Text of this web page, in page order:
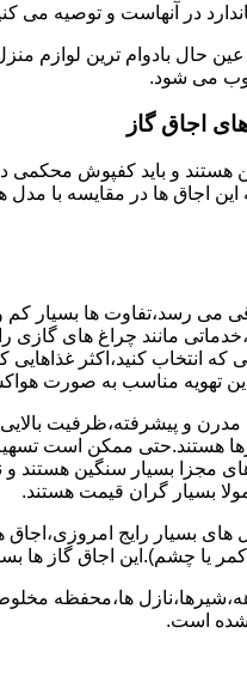
در آنهاست و توصیه می
حال بادوام ترین لوازم
می شود.
اجاق گاز
و باید کفپوش محکمی
این اجاق ها در مقایسه با
می رسد،تفاوت ها بسیار
مانند چراغ های گازی
انتخاب کنید،اکثر
تهویه مناسب به صورت
و پیشرفته،ظرفیت
هستند.حتی ممکن است
مجزا بسیار سنگین هستند و
بسیار گران قیمت هستند.
های بسیار رایج
یا چشم).این اجاق گاز ها
ها،محفظه
شده است.